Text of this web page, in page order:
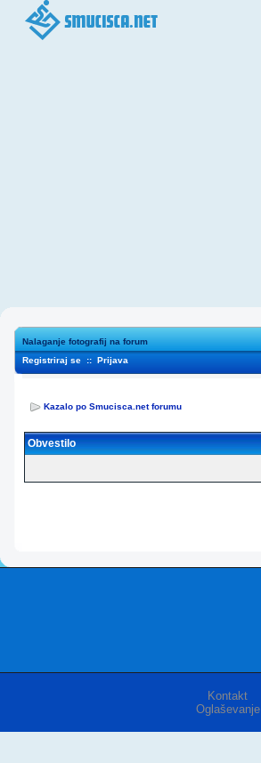
Nalaganje fotografij na forum
Registriraj se :: Prijava
Kazalo po Smucisca.net forumu
Obvestilo
Kontakt
Oglaševanje